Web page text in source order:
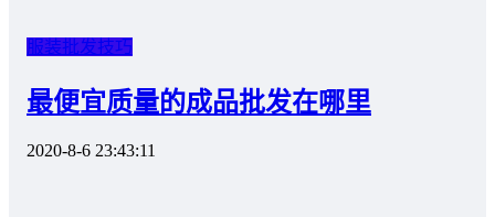
服装批发技巧
最便宜质量的成品批发在哪里
2020-8-6 23:43:11